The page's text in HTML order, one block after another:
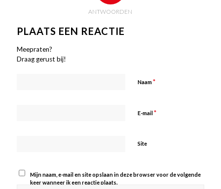
ANTWOORDEN
PLAATS EEN REACTIE
Meepraten?
Draag gerust bij!
Naam*
E-mail*
Site
Mijn naam, e-mail en site opslaan in deze browser voor de volgende
keer wanneer ik een reactie plaats.